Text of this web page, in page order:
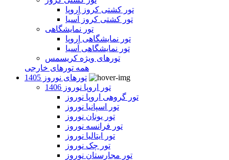
تور کشتی کروز اروپا
تور کشتی کروز آسیا
تور نمایشگاهی
تور نمایشگاهی اروپا
تور نمایشگاهی آسیا
تورهای ویژه کریسمس
همه تورهای خارجی
تورهای نوروز 1405
تور اروپا نوروز 1406
تور گروهی اروپا نوروز
تور اسپانیا نوروز
تور یونان نوروز
تور فرانسه نوروز
تور ایتالیا نوروز
تور چک نوروز
تور مجارستان نوروز